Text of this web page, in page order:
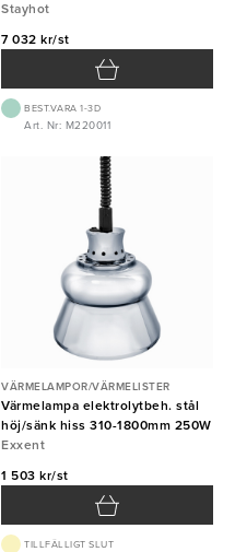
Stayhot
7 032 kr/st
BEST.VARA 1-3D
Art. Nr: M220011
VÄRMELAMPOR/VÄRMELISTER
Värmelampa elektrolytbeh. stål
höj/sänk hiss 310-1800mm 250W
Exxent
1 503 kr/st
TILLFÄLLIGT SLUT